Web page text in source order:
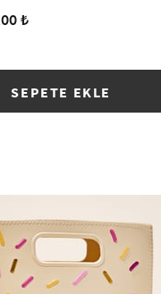
₺
SEPETE EKLE